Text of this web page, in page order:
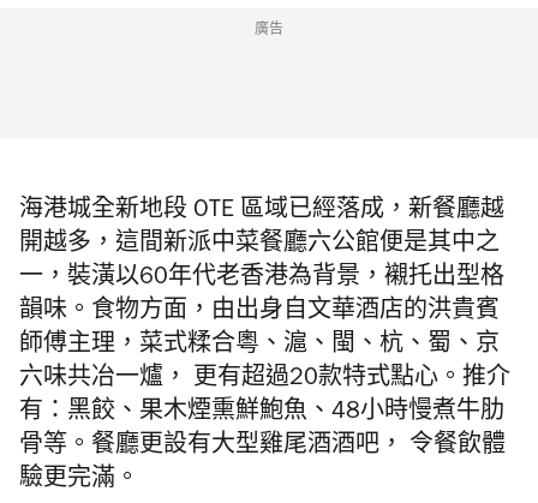
廣告
海港城全新地段 OTE 區域已經落成，新餐廳越
開越多，這間新派中菜餐廳六公館便是其中之
一，裝潢以60年代老香港為背景， 襯托出型格
韻味。食物方面，由出身自文華酒店的洪貴賓
師傅主理，菜式糅合粵、滬、閩、杭、蜀、京
六味共冶一爐， 更有超過20款特式點心。推介
有：黑餃、果木煙熏鮮鮑魚、48小時慢煮牛肋
骨等。餐廳更設有大型雞尾酒酒吧， 令餐飲體
驗更完滿。